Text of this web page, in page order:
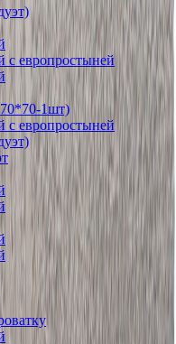
с европростыней
1шт)
с европростыней